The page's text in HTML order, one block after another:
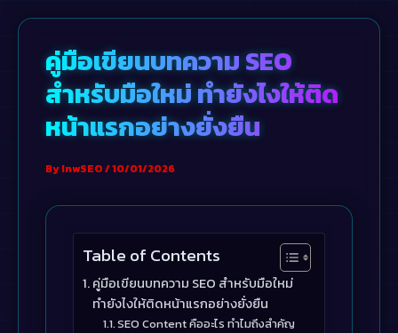
contentคู่มือเขียนบทความ SEO
สำหรับมือใหม่ ทำยังไงให้ติด
หน้าแรกอย่างยั่งยืน
ByInwSEO/10/01/2026
Table of Contents
คู่มือเขียนบทความ SEO สำหรับมือใหม่
ทำยังไงให้ติดหน้าแรกอย่างยั่งยืน
SEO Content คืออะไร ทำไมถึงสำคัญ